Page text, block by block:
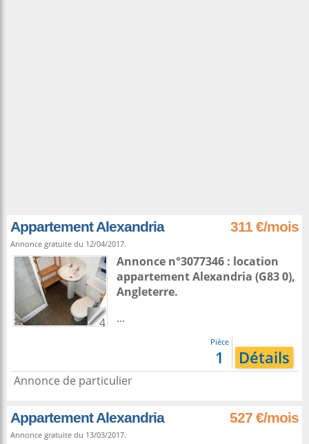
Appartement Alexandria 311 €/mois
Annonce gratuite du 12/04/2017.
4
Annonce n°3077346 : location
appartementAlexandria (G83 0),
Angleterre.
...
Pièce
1 Détails
Annonce de particulier
Appartement Alexandria 527 €/mois
Annonce gratuite du 13/03/2017.